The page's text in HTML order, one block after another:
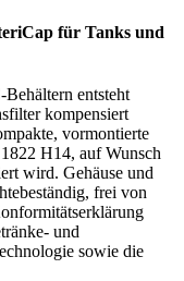
für Tanks und
entsteht
kompensiert
vormontierte
H14, auf Wunsch
wird. Gehäuse und
frei von
und
sowie die